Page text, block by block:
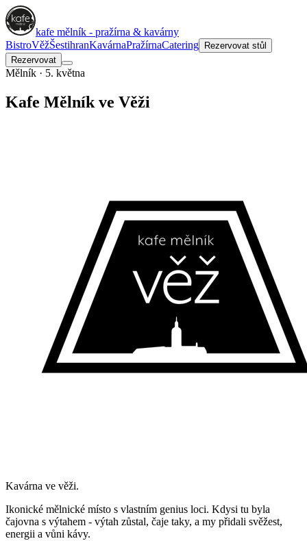
kafe mělník - pražírna & kavárny
BistroVěžŠestihranKavárnaPražírnaCatering
Rezervovat stůl
Rezervovat
Mělník · 5. května
Kafe Mělník ve Věži
Kavárna ve věži.
Ikonické mělnické místo s vlastním genius loci. Kdysi tu byla
čajovna s výtahem - výtah zůstal, čaje taky, a my přidali svěžest,
energii a vůni kávy.